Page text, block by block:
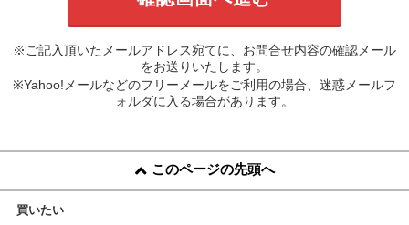
※ご記入頂いたメールアドレス宛てに、お問合せ内容の確認メール
をお送りいたします。
※Yahoo!メールなどのフリーメールをご利用の場合、迷惑メールフ
ォルダに入る場合があります。
このページの先頭へ
買いたい